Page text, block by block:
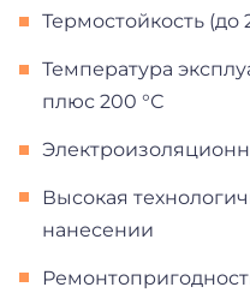
Термостойкость (до
Температура
плюс 200 °С
Высокая
нанесении